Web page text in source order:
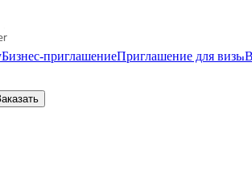
Бизнес-приглашениеПриглашение для визы